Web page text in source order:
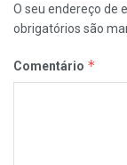
O seu endereço de
obrigatórios são
Comentário *